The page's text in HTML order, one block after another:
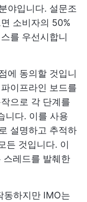
야입니다. 설문조
소비자의 50%
를 우선시합니
에 동의할 것입니
이프라인 보드를
으로 각 단계를
니다. 이를 사용
설명하고 추적하
든 것입니다. 이
스레드를 발췌한
동하지만 IMO는